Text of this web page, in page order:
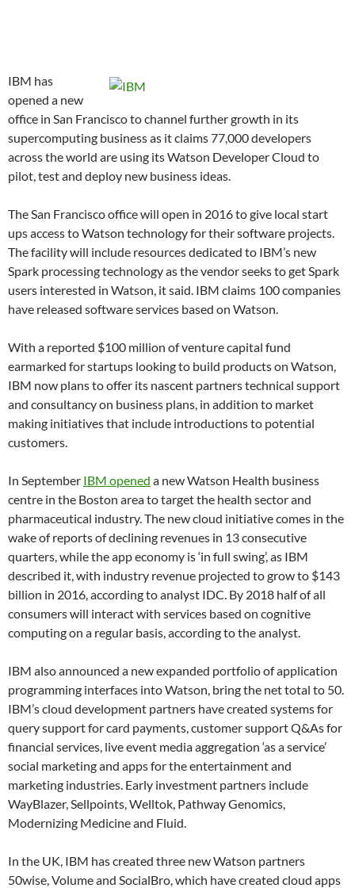
IBM has
opened a new
office in San Francisco to channel further growth in its
supercomputing business as it claims 77,000 developers
across the world are using its Watson Developer Cloud to
pilot, test and deploy new business ideas.
The San Francisco office will open in 2016 to give local start
ups access to Watson technology for their software projects.
The facility will include resources dedicated to IBM’s new
Spark processing technology as the vendor seeks to get Spark
users interested in Watson, it said. IBM claims 100 companies
have released software services based on Watson.
With a reported $100 million of venture capital fund
earmarked for startups looking to build products on Watson,
IBM now plans to offer its nascent partners technical support
and consultancy on business plans, in addition to market
making initiatives that include introductions to potential
customers.
In September IBM opened a new Watson Health business
centre in the Boston area to target the health sector and
pharmaceutical industry. The new cloud initiative comes in the
wake of reports of declining revenues in 13 consecutive
quarters, while the app economy is ‘in full swing’, as IBM
described it, with industry revenue projected to grow to $143
billion in 2016, according to analyst IDC. By 2018 half of all
consumers will interact with services based on cognitive
computing on a regular basis, according to the analyst.
IBM also announced a new expanded portfolio of application
programming interfaces into Watson, bring the net total to 50.
IBM’s cloud development partners have created systems for
query support for card payments, customer support Q&As for
financial services, live event media aggregation ‘as a service’
social marketing and apps for the entertainment and
marketing industries. Early investment partners include
WayBlazer, Sellpoints, Welltok, Pathway Genomics,
Modernizing Medicine and Fluid.
In the UK, IBM has created three new Watson partners
50wise, Volume and SocialBro, which have created cloud apps